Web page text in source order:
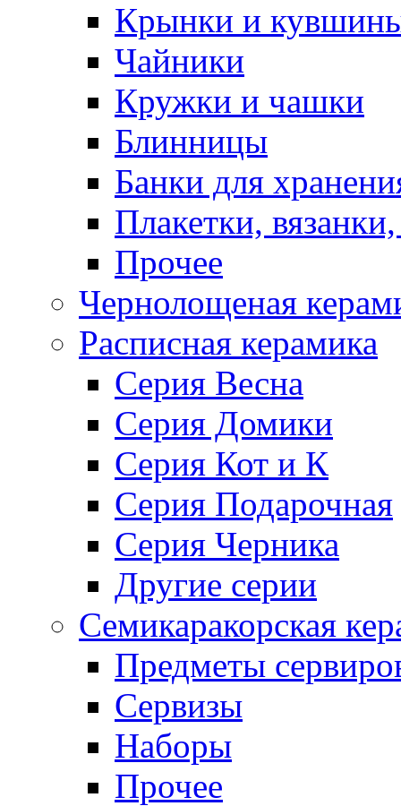
Крынки и
Чайники
Кружки и чашки
Блинницы
Банки для
Плакетки,
Прочее
Чернолощеная
Расписная керамика
Серия Весна
Серия Домики
Серия Кот и К
Серия Подарочная
Серия Черника
Другие серии
Семикаракорская
Предметы
Сервизы
Наборы
Прочее